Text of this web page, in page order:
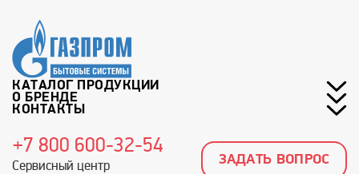
КАТАЛОГ ПРОДУКЦИИ
О БРЕНДЕ
КОНТАКТЫ
+7 800 600-32-54
Сервисный центр
ЗАДАТЬ ВОПРОС